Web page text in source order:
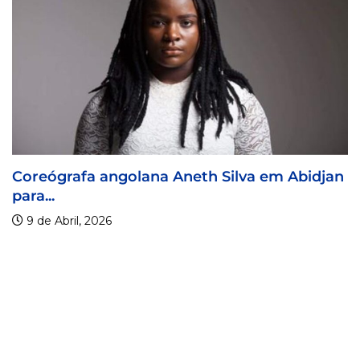
em Abidjan Visa For Music 2026